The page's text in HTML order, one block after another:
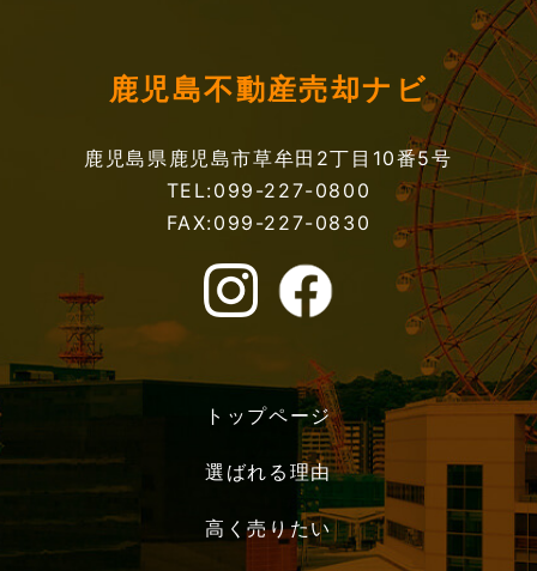
鹿児島不動産売却ナビ
鹿児島県鹿児島市草牟田2丁目10番5号
TEL:099-227-0800
FAX:099-227-0830
トップページ
選ばれる理由
高く売りたい